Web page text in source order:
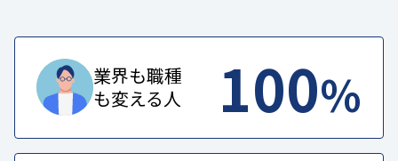
業界も職種
も変える人
100%